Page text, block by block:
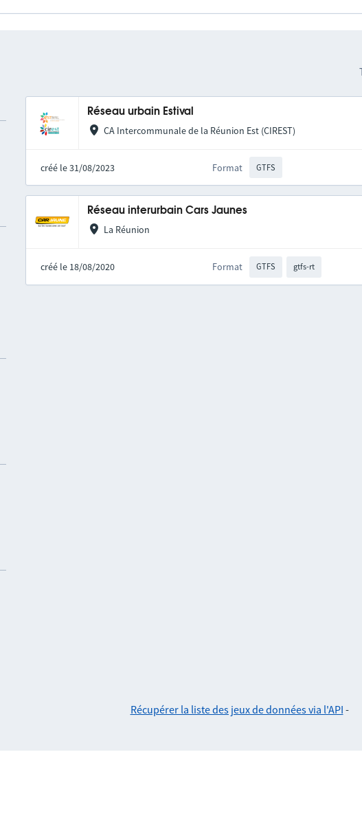
Réseau urbain Estival
CA Intercommunale de la Réunion Est (CIREST)
créé le 31/08/2023 Format GTFS
Réseau interurbain Cars Jaunes
La Réunion
créé le 18/08/2020 Format GTFS gtfs-rt
Récupérer la liste des jeux de données via l'API -